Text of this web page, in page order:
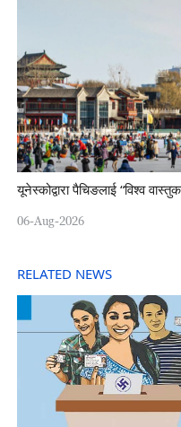
यूनेस्कोद्वारा पैचिङलाई “विश्व
06-Aug-2026
RELATED NEWS